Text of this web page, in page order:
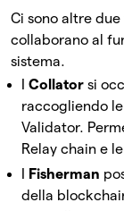
Ci sono altre
collaborano al
sistema.
Collator si
raccogliendo
Validator.
Relay chain e
Fisherman
della